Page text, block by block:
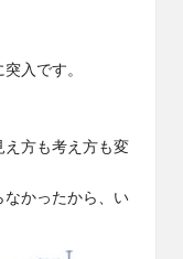
入です。
え方も考え方も変
なかったから、い